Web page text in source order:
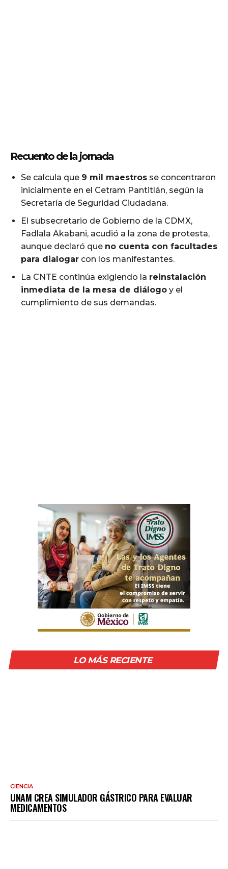
Recuento de la jornada
Se calcula que 9 mil maestros se concentraron
inicialmente en el Cetram Pantitlán, según la
Secretaría de Seguridad Ciudadana.
El subsecretario de Gobierno de la CDMX,
Fadlala Akabani, acudió a la zona de protesta,
aunque declaró que no cuenta con facultades
para dialogar con los manifestantes.
La CNTE continúa exigiendo la reinstalación
inmediata de la mesa de diálogo y el
cumplimiento de sus demandas.
LO MÁS RECIENTE
CIENCIA
UNAM CREA SIMULADOR GÁSTRICO PARA EVALUAR
MEDICAMENTOS